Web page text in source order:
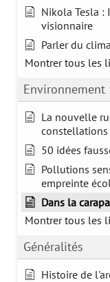
Nikola Tesla :
visionnaire
Parler du
Montrer tous les
Environnement
La nouvelle
50 idées
Pollutions
empreinte
Dans la
Montrer tous les
Généralités
Histoire de